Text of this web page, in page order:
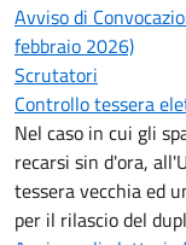
Avviso di
febbraio 2026)
Scrutatori
Controllo tessera
Nel caso in cui gli
recarsi sin d'ora,
tessera vecchia ed
per il rilascio del